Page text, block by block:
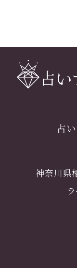
占
神奈川県